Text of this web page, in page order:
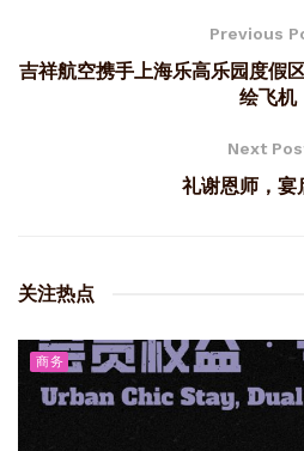
Previous
吉祥航空携手上海乐高乐园度假
绘飞机
Next
礼谢恩师，宴
关注热点
商务